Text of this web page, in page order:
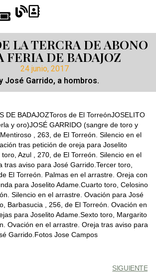
LA TERCRA DE ABONO
FERIA DE BADAJOZ
24 junio, 2017
José Garrido, a hombros.
DE BADAJOZToros de El TorreónJOSELITO
y oro)JOSÉ GARRIDO (sangre de toro y
, 263, de El Torreón. Silencio en el
tras petición de oreja para Joselito
Azul , 270, de El Torreón. Silencio en el
tras aviso para José Garrido.Tercer toro,
El Torreón. Palmas en el arrastre. Oreja con
para Joselito Adame.Cuarto toro, Celosino
Silencio en el arrastre. Ovación para José
Barbasucia , 256, de El Torreón. Ovación en
para Joselito Adame.Sexto toro, Margarito
Ovación en el arrastre. Oreja tras aviso para
Garrido.Fotos Jose Campos
SIGUIENTE